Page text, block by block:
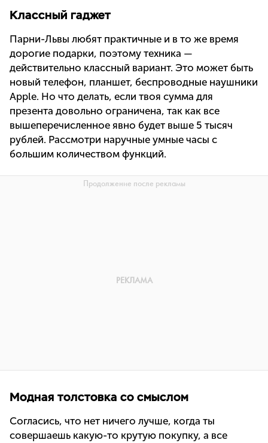
Классный гаджет
Парни-Львы любят практичные и в то же время
дорогие подарки, поэтому техника —
действительно классный вариант. Это может быть
новый телефон, планшет, беспроводные наушники
Apple. Но что делать, если твоя сумма для
презента довольно ограничена, так как все
вышеперечисленное явно будет выше 5 тысяч
рублей. Рассмотри наручные умные часы с
большим количеством функций.
Модная толстовка со смыслом
Согласись, что нет ничего лучше, когда ты
совершаешь какую-то крутую покупку, а все